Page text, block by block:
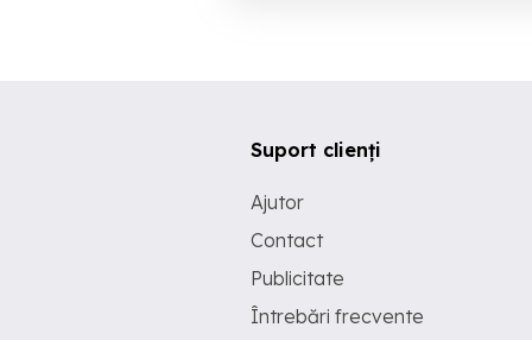
Suport clienți
Ajutor
Contact
Publicitate
Întrebări frecvente